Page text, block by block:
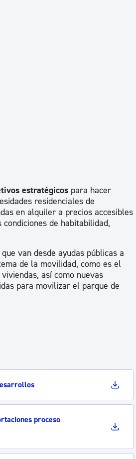
estratégicos para hacer
residenciales de
en alquiler a precios accesibles
de habitabilidad,
que van desde ayudas públicas a
de la movilidad, como es el
así como nuevas
para movilizar el parque de
proceso